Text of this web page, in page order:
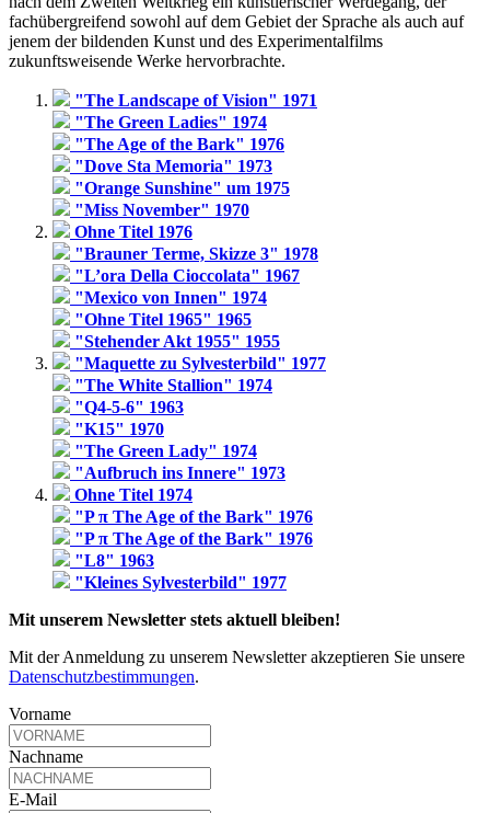
fachübergreifend sowohl auf dem Gebiet der Sprache als auch auf
jenem der bildenden Kunst und des Experimentalfilms
zukunftsweisende Werke hervorbrachte.
"The Landscape of Vision" 1971
"The Green Ladies" 1974
"The Age of the Bark" 1976
"Dove Sta Memoria" 1973
"Orange Sunshine" um 1975
"Miss November" 1970
Ohne Titel 1976
"Brauner Terme, Skizze 3" 1978
"L’ora Della Cioccolata" 1967
"Mexico von Innen" 1974
"Ohne Titel 1965" 1965
"Stehender Akt 1955" 1955
"Maquette zu Sylvesterbild" 1977
"The White Stallion" 1974
"Q4-5-6" 1963
"K15" 1970
"The Green Lady" 1974
"Aufbruch ins Innere" 1973
Ohne Titel 1974
"P π The Age of the Bark" 1976
"P π The Age of the Bark" 1976
"L8" 1963
"Kleines Sylvesterbild" 1977
Mit unserem Newsletter stets aktuell bleiben!
Mit der Anmeldung zu unserem Newsletter akzeptieren Sie unsere
Datenschutzbestimmungen.
Vorname
Nachname
E-Mail